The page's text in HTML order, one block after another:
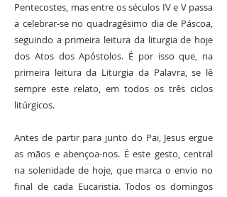
Pentecostes, mas entre os séculos IV e V passa
a celebrar-se no quadragésimo dia de Páscoa,
seguindo a primeira leitura da liturgia de hoje
dos Atos dos Apóstolos. É por isso que, na
primeira leitura da Liturgia da Palavra, se lê
sempre este relato, em todos os três ciclos
litúrgicos.
Antes de partir para junto do Pai, Jesus ergue
as mãos e abençoa-nos. É este gesto, central
na solenidade de hoje, que marca o envio no
final de cada Eucaristia. Todos os domingos